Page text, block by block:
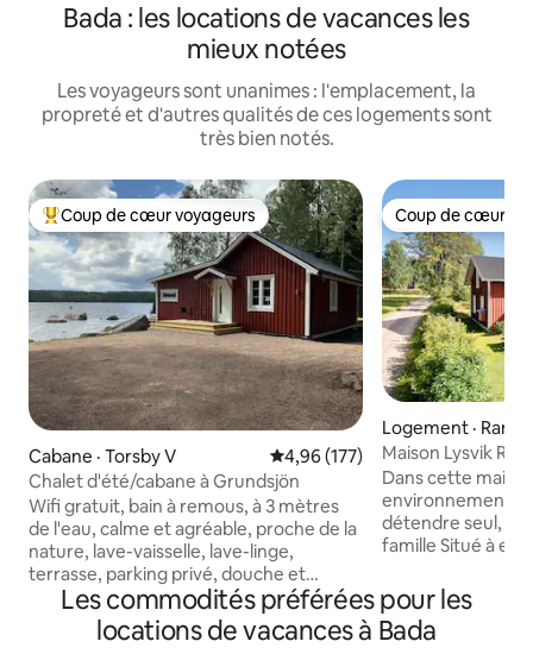
Bada : les locations de vacances les
mieux notées
Les voyageurs sont unanimes : l'emplacement, la
propreté et d'autres qualités de ces logements sont
très bien notés.
Coup de cœur voyageurs parmi les plus aimés
Coup de cœur voyageurs
Cabane · Torsby V Note moyenne de 4,96 sur 5,
4,96 (177)
Chalet d'été/cabane à Grundsjön
Wifi gratuit, bain à remous, à 3 mètres
de l'eau, calme et agréable, proche de la
nature, lave-vaisselle, lave-linge,
terrasse, parking privé, douche et
toilettes, cheminée, chauffage au sol et
tout a été rénové en 2020. Vous devez
apporter vous-même le linge de lit et les
Coup de cœur
Coup de cœur
Logement ·
Maison Lysvik
Dans cette
environnement
détendre seul,
famille Situé à
station-service,
camping avec
Frykens Pärla. La
Les commodités préférées pour les
locations de vacances à Bada